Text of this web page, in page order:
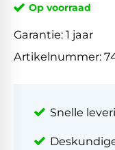
Op voorraad
Garantie: 1 jaar
Artikelnummer:
Snelle